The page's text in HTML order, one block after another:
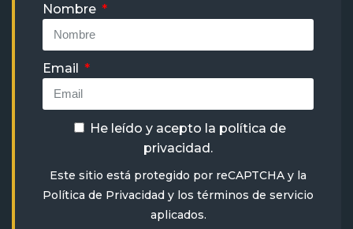
Nombre
Email
He leído y acepto la política de
privacidad.
Este sitio está protegido por reCAPTCHA y la
Política de Privacidad y los términos de servicio
aplicados.